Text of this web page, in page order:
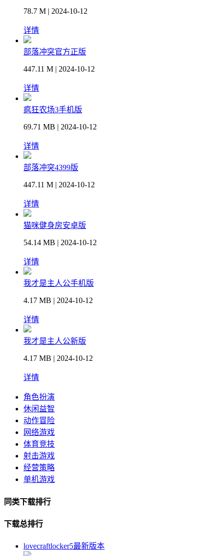
78.7 M | 2024-10-12
详情
部落冲突官方正版
447.11 M | 2024-10-12
详情
疯狂农场3手机版
69.71 MB | 2024-10-12
详情
部落冲突4399版
447.11 M | 2024-10-12
详情
猫咪健身房安卓版
54.14 MB | 2024-10-12
详情
我才是主人公手机版
4.17 MB | 2024-10-12
详情
我才是主人公新版
4.17 MB | 2024-10-12
详情
角色扮演
休闲益智
动作冒险
网络游戏
体育竞技
射击游戏
经营策略
单机游戏
同类下载排行
下载总排行
lovecraftlocker5最新版本